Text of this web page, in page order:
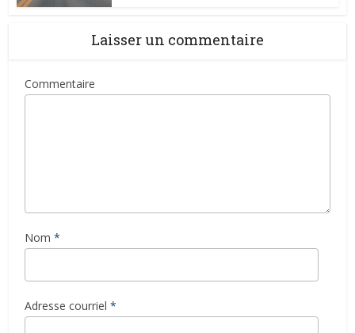
Laisser un commentaire
Commentaire
Nom *
Adresse courriel *